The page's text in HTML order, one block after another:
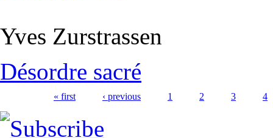
Yves Zurstrassen
Désordre sacré
« first ‹ previous 1 2 3 4